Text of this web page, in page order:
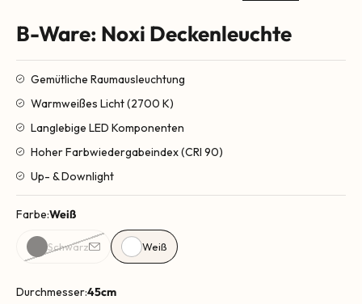
B-Ware: Noxi Deckenleuchte
Gemütliche Raumausleuchtung
Warmweißes Licht (2700 K)
Langlebige LED Komponenten
Hoher Farbwiedergabeindex (CRI 90)
Up- & Downlight
Farbe:Weiß
Schwarz Weiß
Durchmesser:45cm